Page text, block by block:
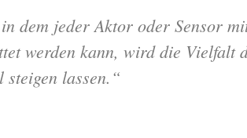
dem jeder Aktor oder Sensor
werden kann, wird die Vielfalt
lassen.“